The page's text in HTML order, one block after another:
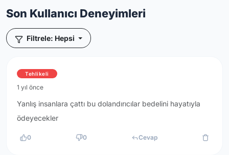
Son Kullanıcı Deneyimleri
Filtrele: Hepsi
Tehlikeli
1 yıl önce
Yanlış insanlara çattı bu dolandırıcılar bedelini hayatıyla
ödeyecekler
0 0 Cevap